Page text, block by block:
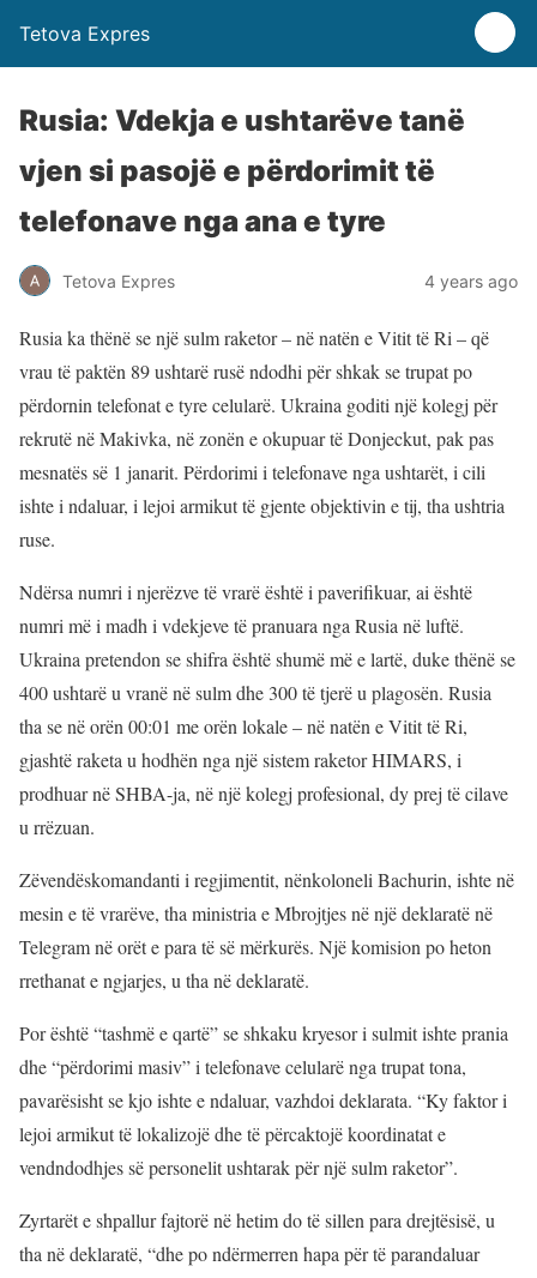
Tetova Expres
Rusia: Vdekja e ushtarëve tanë
vjen si pasojë e përdorimit të
telefonave nga ana e tyre
Tetova Expres 4 years ago
Rusia ka thënë se një sulm raketor – në natën e Vitit të Ri – që
vrau të paktën 89 ushtarë rusë ndodhi për shkak se trupat po
përdornin telefonat e tyre celularë. Ukraina goditi një kolegj për
rekrutë në Makivka, në zonën e okupuar të Donjeckut, pak pas
mesnatës së 1 janarit. Përdorimi i telefonave nga ushtarët, i cili
ishte i ndaluar, i lejoi armikut të gjente objektivin e tij, tha ushtria
ruse.
Ndërsa numri i njerëzve të vrarë është i paverifikuar, ai është
numri më i madh i vdekjeve të pranuara nga Rusia në luftë.
Ukraina pretendon se shifra është shumë më e lartë, duke thënë se
400 ushtarë u vranë në sulm dhe 300 të tjerë u plagosën. Rusia
tha se në orën 00:01 me orën lokale – në natën e Vitit të Ri,
gjashtë raketa u hodhën nga një sistem raketor HIMARS, i
prodhuar në SHBA-ja, në një kolegj profesional, dy prej të cilave
u rrëzuan.
Zëvendëskomandanti i regjimentit, nënkoloneli Bachurin, ishte në
mesin e të vrarëve, tha ministria e Mbrojtjes në një deklaratë në
Telegram në orët e para të së mërkurës. Një komision po heton
rrethanat e ngjarjes, u tha në deklaratë.
Por është “tashmë e qartë” se shkaku kryesor i sulmit ishte prania
dhe “përdorimi masiv” i telefonave celularë nga trupat tona,
pavarësisht se kjo ishte e ndaluar, vazhdoi deklarata. “Ky faktor i
lejoi armikut të lokalizojë dhe të përcaktojë koordinatat e
vendndodhjes së personelit ushtarak për një sulm raketor”.
Zyrtarët e shpallur fajtorë në hetim do të sillen para drejtësisë, u
tha në deklaratë, “dhe po ndërmerren hapa për të parandaluar